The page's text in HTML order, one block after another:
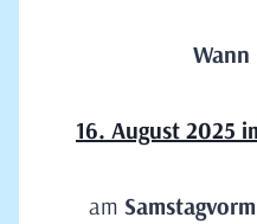
16. August 2025
am